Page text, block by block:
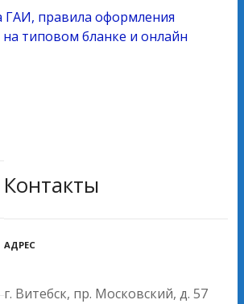
правила оформления
типовом бланке и онлайн
Контакты
АДРЕС
г. Витебск, пр. Московский, д. 57